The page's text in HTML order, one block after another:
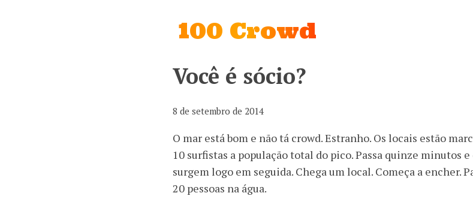
100 Crowd
Você é sócio?
8 de setembro de 2014
O mar está bom e não tá crowd. Estranho. Os locais estão
10 surfistas a população total do pico. Passa quinze minutos
surgem logo em seguida. Chega um local. Começa a encher.
20 pessoas na água.